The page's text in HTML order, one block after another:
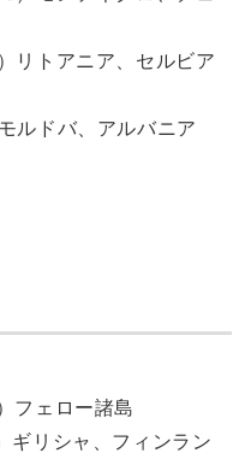
リトアニア、セルビア
ルドバ、アルバニア
フェロー諸島
ギリシャ、フィンラン